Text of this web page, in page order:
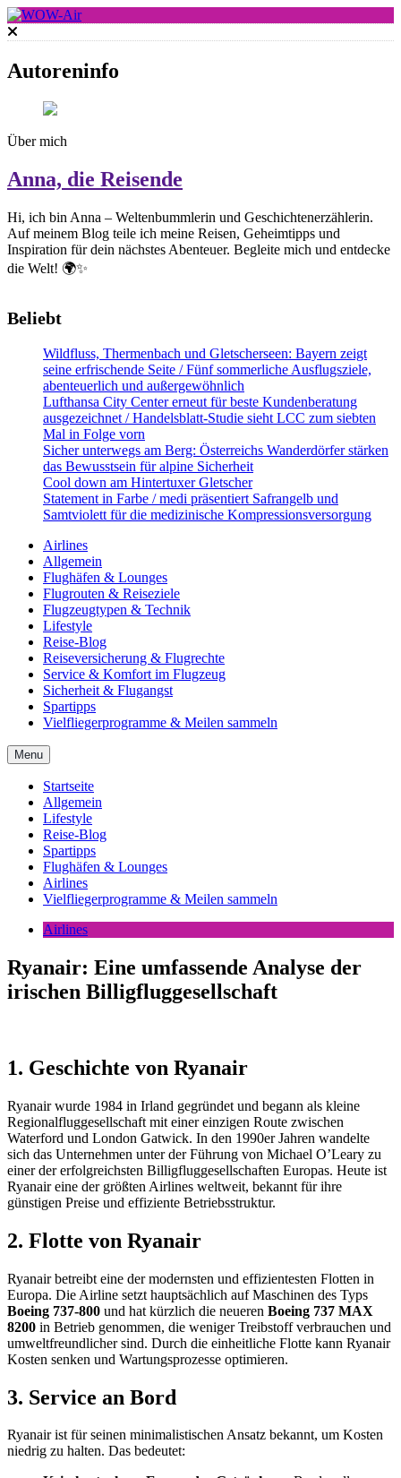
Skip
to
content
WOW-Air
Autoreninfo
Über mich
Anna, die Reisende
Hi, ich bin Anna – Weltenbummlerin und Geschichtenerzählerin.
Auf meinem Blog teile ich meine Reisen, Geheimtipps und
Inspiration für dein nächstes Abenteuer. Begleite mich und entdecke
die Welt! 🌍✨
Beliebt
Wildfluss, Thermenbach und Gletscherseen: Bayern zeigt
seine erfrischende Seite / Fünf sommerliche Ausflugsziele,
abenteuerlich und außergewöhnlich
Lufthansa City Center erneut für beste Kundenberatung
ausgezeichnet / Handelsblatt-Studie sieht LCC zum siebten
Mal in Folge vorn
Sicher unterwegs am Berg: Österreichs Wanderdörfer stärken
das Bewusstsein für alpine Sicherheit
Cool down am Hintertuxer Gletscher
Statement in Farbe / medi präsentiert Safrangelb und
Samtviolett für die medizinische Kompressionsversorgung
Airlines
Allgemein
Flughäfen & Lounges
Flugrouten & Reiseziele
Flugzeugtypen & Technik
Lifestyle
Reise-Blog
Reiseversicherung & Flugrechte
Service & Komfort im Flugzeug
Sicherheit & Flugangst
Spartipps
Vielfliegerprogramme & Meilen sammeln
Menu
Startseite
Allgemein
Lifestyle
Reise-Blog
Spartipps
Flughäfen & Lounges
Airlines
Vielfliegerprogramme & Meilen sammeln
Airlines
Ryanair: Eine umfassende Analyse der
irischen Billigfluggesellschaft
1. Geschichte von Ryanair
Ryanair wurde 1984 in Irland gegründet und begann als kleine
Regionalfluggesellschaft mit einer einzigen Route zwischen
Waterford und London Gatwick. In den 1990er Jahren wandelte
sich das Unternehmen unter der Führung von Michael O’Leary zu
einer der erfolgreichsten Billigfluggesellschaften Europas. Heute ist
Ryanair eine der größten Airlines weltweit, bekannt für ihre
günstigen Preise und effiziente Betriebsstruktur.
2. Flotte von Ryanair
Ryanair betreibt eine der modernsten und effizientesten Flotten in
Europa. Die Airline setzt hauptsächlich auf Maschinen des Typs
Boeing 737-800 und hat kürzlich die neueren Boeing 737 MAX
8200 in Betrieb genommen, die weniger Treibstoff verbrauchen und
umweltfreundlicher sind. Durch die einheitliche Flotte kann Ryanair
Kosten senken und Wartungsprozesse optimieren.
3. Service an Bord
Ryanair ist für seinen minimalistischen Ansatz bekannt, um Kosten
niedrig zu halten. Das bedeutet: